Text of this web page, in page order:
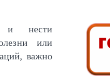
и нести
или
важно